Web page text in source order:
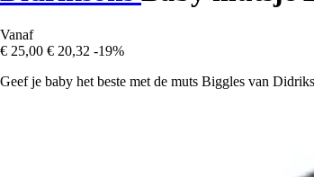
Vanaf
€ 25,00 € 20,32 -19%
Geef je baby het beste met de muts Biggles van